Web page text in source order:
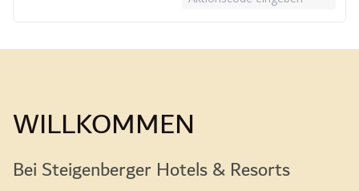
WILLKOMMEN
Bei Steigenberger Hotels & Resorts